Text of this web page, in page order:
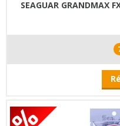
SEAGUAR GRANDMAX